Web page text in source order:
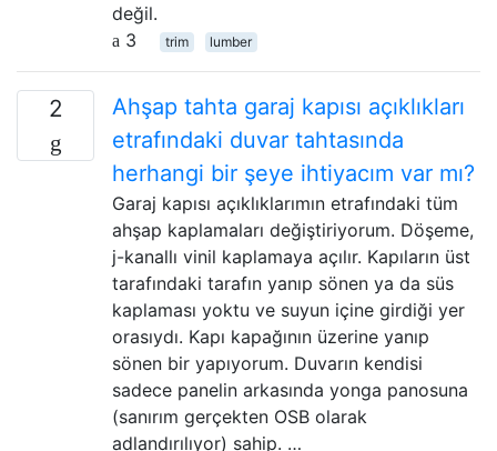
değil.
3
trim lumber
2
Ahşap tahta garaj kapısı açıklıkları
etrafındaki duvar tahtasında
herhangi bir şeye ihtiyacım var mı?
Garaj kapısı açıklıklarımın etrafındaki tüm
ahşap kaplamaları değiştiriyorum. Döşeme,
j-kanallı vinil kaplamaya açılır. Kapıların üst
tarafındaki tarafın yanıp sönen ya da süs
kaplaması yoktu ve suyun içine girdiği yer
orasıydı. Kapı kapağının üzerine yanıp
sönen bir yapıyorum. Duvarın kendisi
sadece panelin arkasında yonga panosuna
(sanırım gerçekten OSB olarak
adlandırılıyor) sahip. …